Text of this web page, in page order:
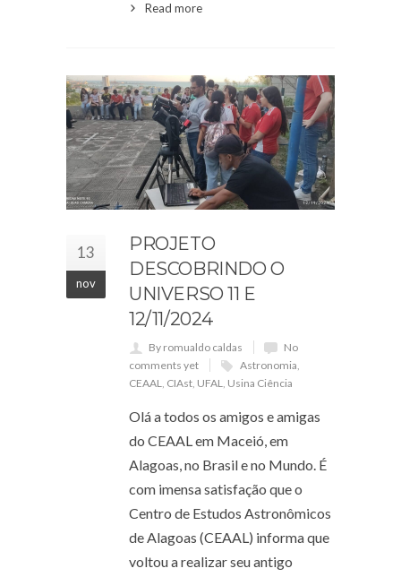
Read more
13
nov
PROJETO
DESCOBRINDO O
UNIVERSO 11 E
12/11/2024
By romualdo caldas
No
comments yet
Astronomia,
CEAAL, CIAst, UFAL, Usina Ciência
Olá a todos os amigos e amigas
do CEAAL em Maceió, em
Alagoas, no Brasil e no Mundo. É
com imensa satisfação que o
Centro de Estudos Astronômicos
de Alagoas (CEAAL) informa que
voltou a realizar seu antigo